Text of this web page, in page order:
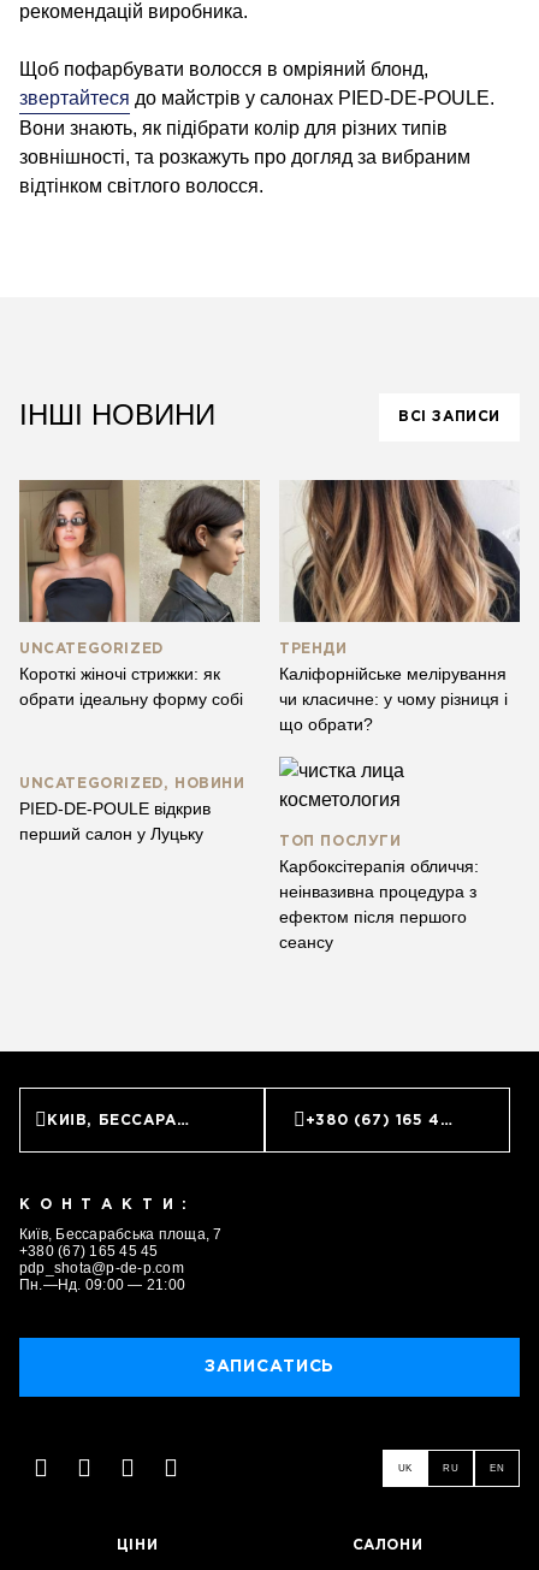
рекомендацій виробника.
Щоб пофарбувати волосся в омріяний блонд,
звертайтеся до майстрів у салонах PIED-DE-POULE.
Вони знають, як підібрати колір для різних типів
зовнішності, та розкажуть про догляд за вибраним
відтінком світлого волосся.
ІНШІ НОВИНИ ВСІ ЗАПИСИ
UNCATEGORIZED
Короткі жіночі стрижки: як
обрати ідеальну форму собі
ТРЕНДИ
Каліфорнійське мелірування
чи класичне: у чому різниця і
що обрати?
UNCATEGORIZED, НОВИНИ
PIED-DE-POULE відкрив
перший салон у Луцьку
ТОП ПОСЛУГИ
Карбоксітерапія обличчя:
неінвазивна процедура з
ефектом після першого
сеансу
КИЇВ, БЕССАРАБСЬКА ПЛОЩА, 7 +380 (67) 165 45 45
КОНТАКТИ:
Київ, Бессарабська площа, 7
+380 (67) 165 45 45
pdp_shota@p-de-p.com
Пн.—Нд. 09:00 — 21:00
ЗАПИСАТИСЬ
UK RU EN
ЦІНИ САЛОНИ
ЗАПИСАТИСЬ